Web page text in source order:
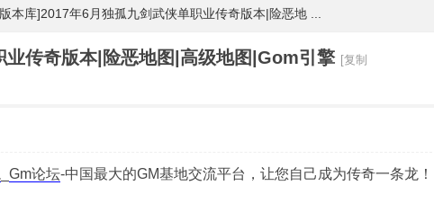
本库]2017年6月独孤九剑武侠单职业传奇版本|险恶地 ...
传奇版本|险恶地图|高级地图|Gom引擎 [复制
Gm论坛-中国最大的GM基地交流平台，让您自己成为传奇一条龙！